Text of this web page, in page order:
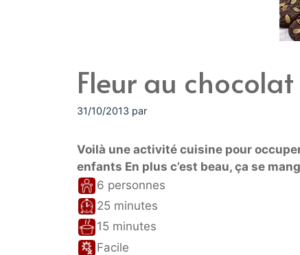
Fleur au chocolat
31/10/2013 par
Voilà une activité cuisine pour
enfants En plus c’est beau, ça se
6 personnes
25 minutes
15 minutes
Facile